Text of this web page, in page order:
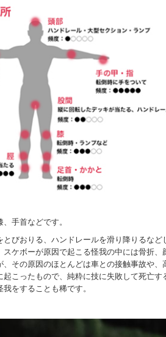
手首などです。
びおりる、ハンドレールを滑り降りるなど
ケボーが原因で起こる怪我の中には骨折、
その原因のほとんどは車との接触事故や、
こったもので、純粋に技に失敗して死亡す
をすることも稀です。